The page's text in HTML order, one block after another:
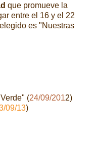
que promueve la
entre el 16 y el 22
es "Nuestras
(24/09/2012)
09/13)